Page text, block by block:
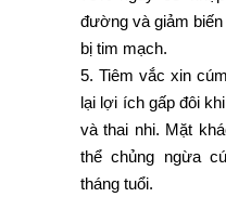
đường và giảm
bị tim mạch.
5. Tiêm vắc xin
lại lợi ích gấp đôi
và thai nhi. Mặt
thể chủng ngừa
tháng tuổi.